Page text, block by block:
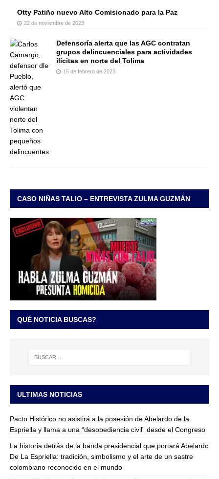
Otty Patiño nuevo Alto Comisionado para la Paz
22 de noviembre de 2023
Defensoría alerta que las AGC contratan
grupos delincuenciales para actividades
ilícitas en norte del Tolima
15 de febrero de 2023
CASO NIÑAS TALIO – ENTREVISTA ZULMA GUZMÁN
QUÉ NOTICIA BUSCAS?
ULTIMAS NOTICIAS
Pacto Histórico no asistirá a la posesión de Abelardo de la
Espriella y llama a una “desobediencia civil” desde el Congreso
La historia detrás de la banda presidencial que portará Abelardo
De La Espriella: tradición, simbolismo y el arte de un sastre
colombiano reconocido en el mundo